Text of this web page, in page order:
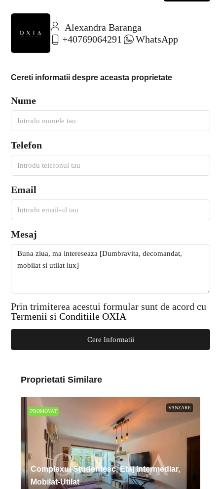
Alexandra Baranga
+40769064291
WhatsApp
Cereti informatii despre aceasta proprietate
Nume
Telefon
Email
Mesaj
Prin trimiterea acestui formular sunt de acord cu
Termenii si Conditiile OXIA
Cere Informatii
Proprietati Similare
PROMOVAT
VANZARE
Complexul Studentesc, Etaj Intermediar,
Mobilat-Utilat